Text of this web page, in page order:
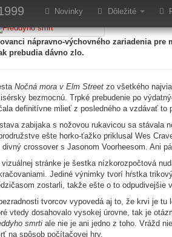
Novinky Dôležité
Freddyho
nápravno-výchovného zariadenia pre
prebudia dávno zlo.
Nočná mora v Elm Street zo všetkého
bezmocnú. Trpké prebudenie po
definitívne mlieť z posledného a vzdávať to
zabijaka s nožovou rukavicou sa stávala
ešte horko-ťažko priklusal Wes
divný crossover s Jasonom Voorheesom. Ani
vizuálnej stránke je šestka nízkorozpočtová
Jediné výnimky tvorí hŕstka
zostarli, takže ešte o to odpudivejšie
tvorcov vypovedá aj to, že krvi je tu
vtedy dosahovalo vysokej úrovne, tak je
smrti ale nie je ani jedno z toho. Vrážd
na spôsob počítačovej hry.